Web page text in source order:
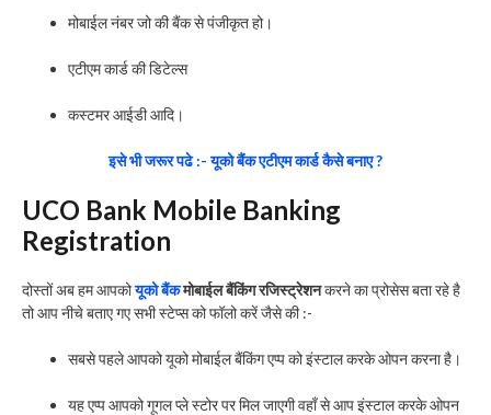
मोबाईल नंबर जो की बैंक से पंजीकृत हो।
एटीएम कार्ड की डिटेल्स
कस्टमर आईडी आदि।
इसे भी जरूर पढे :- यूको बैंक एटीएम कार्ड कैसे बनाए ?
UCO Bank Mobile Banking
Registration
दोस्तों अब हम आपकोयूको बैंकमोबाईल बैंकिंग रजिस्ट्रेशनकरने का प्रोसेस बता रहे है
तो आप नीचे बताए गए सभी स्टेप्स को फॉलो करें जैसे की :-
सबसे पहले आपको यूको मोबाईल बैंकिंग एप्प को इंस्टाल करके ओपन करना है।
यह एप्प आपको गूगल प्ले स्टोर पर मिल जाएगी वहाँ से आप इंस्टाल करके ओपन